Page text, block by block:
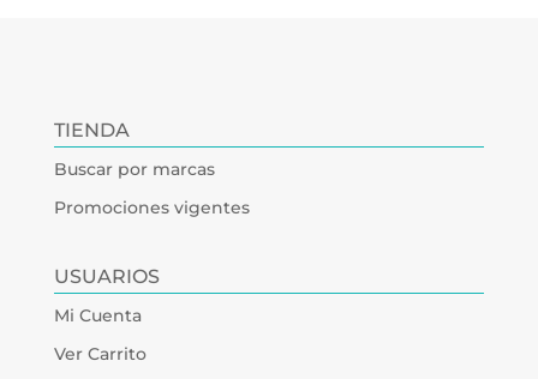
TIENDA
Buscar por marcas
Promociones vigentes
USUARIOS
Mi Cuenta
Ver Carrito